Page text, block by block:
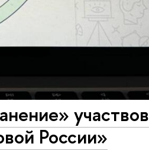
России»